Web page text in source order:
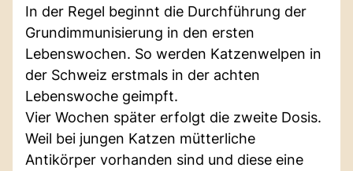
In der Regel beginnt die Durchführung der
Grundimmunisierung in den ersten
Lebenswochen. So werden Katzenwelpen in
der Schweiz erstmals in der achten
Lebenswoche geimpft.
Vier Wochen später erfolgt die zweite Dosis.
Weil bei jungen Katzen mütterliche
Antikörper vorhanden sind und diese eine